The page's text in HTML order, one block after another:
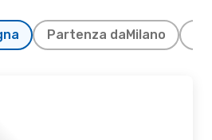
Partenza da Milano